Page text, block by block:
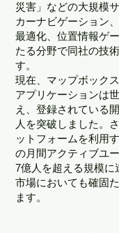
災害」などの大規模
カーナビゲーション
最適化、位置情報ゲ
たる分野で同社の技
す。
現在、マップボック
アプリケーションは
え、登録されている
人を突破しました。
ットフォームを利用
の月間アクティブユ
7億人を超える規模に
市場においても確固
ます。